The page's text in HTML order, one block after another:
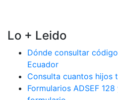
Lo + Leido
Dónde consultar
Ecuador
Consulta cuantos hijos
Formularios ADSEF